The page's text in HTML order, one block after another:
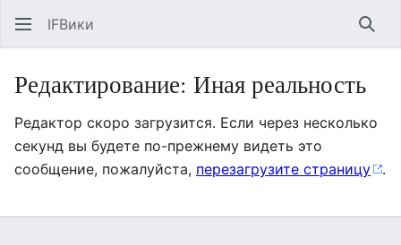
IFВики
Редактирование: Иная реальность
Редактор скоро загрузится. Если через несколько
секунд вы будете по-прежнему видеть это
сообщение, пожалуйста, перезагрузите страницу .